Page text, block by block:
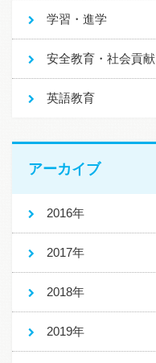
学習・進学
安全教育・社会貢献
英語教育
アーカイブ
2016年
2017年
2018年
2019年